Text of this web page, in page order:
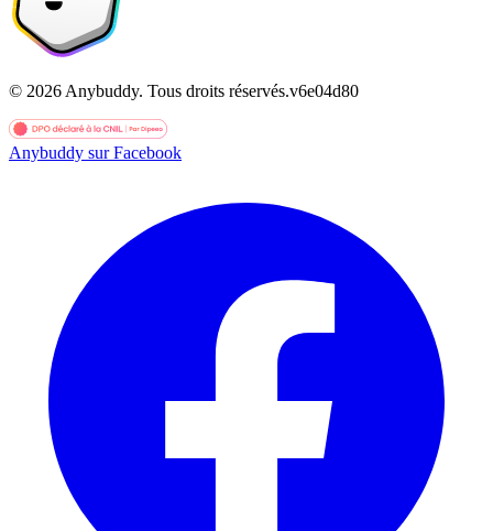
© 2026 Anybuddy. Tous droits réservés.v6e04d80
Anybuddy sur Facebook